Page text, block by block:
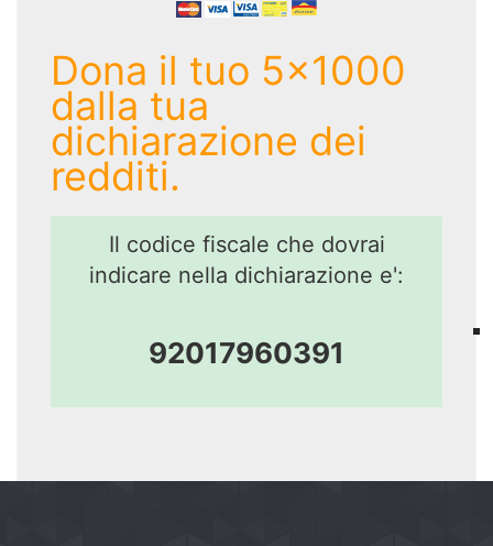
Dona il tuo 5x1000
dalla tua
dichiarazione dei
redditi.
Il codice fiscale che dovrai
indicare nella dichiarazione e':
92017960391